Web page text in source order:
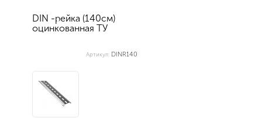
DIN -рейка (140см)
оцинкованная ТУ
Артикул: DINR140